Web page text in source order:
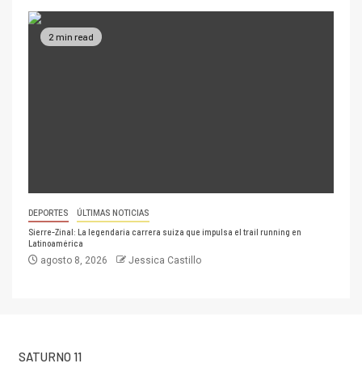
2 min read
DEPORTES ÚLTIMAS NOTICIAS
Sierre-Zinal: La legendaria carrera suiza que impulsa el trail running en
Latinoamérica
agosto 8, 2026 Jessica Castillo
SATURNO 11